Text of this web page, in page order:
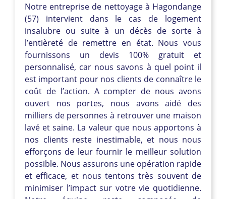
Notre entreprise de nettoyage à Hagondange
(57) intervient dans le cas de logement
insalubre ou suite à un décès de sorte à
l’entièreté de remettre en état. Nous vous
fournissons un devis 100% gratuit et
personnalisé, car nous savons à quel point il
est important pour nos clients de connaître le
coût de l’action. A compter de nous avons
ouvert nos portes, nous avons aidé des
milliers de personnes à retrouver une maison
lavé et saine. La valeur que nous apportons à
nos clients reste inestimable, et nous nous
efforçons de leur fournir le meilleur solution
possible. Nous assurons une opération rapide
et efficace, et nous tentons très souvent de
minimiser l’impact sur votre vie quotidienne.